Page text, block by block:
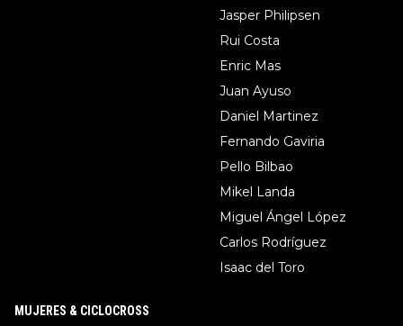
Jasper Philipsen
Rui Costa
Enric Mas
Juan Ayuso
Daniel Martinez
Fernando Gaviria
Pello Bilbao
Mikel Landa
Miguel Ángel López
Carlos Rodríguez
Isaac del Toro
MUJERES & CICLOCROSS